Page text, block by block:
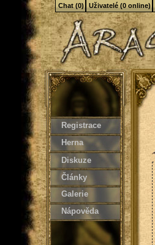
Registrace
Herna
Diskuze
Články
Galerie
Nápověda
Chat (0) Uživatelé (0 online)